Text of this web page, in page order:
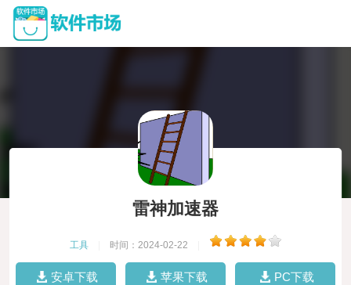
雷神加速器
工具 时间：2024-02-22
安卓下载 苹果下载 PC下载